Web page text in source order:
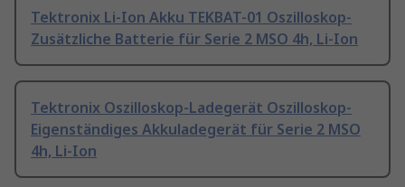
Tektronix Li-Ion Akku TEKBAT-01 Oszilloskop-
Zusätzliche Batterie für Serie 2 MSO 4h, Li-Ion
Tektronix Oszilloskop-Ladegerät Oszilloskop-
Eigenständiges Akkuladegerät für Serie 2 MSO
4h, Li-Ion